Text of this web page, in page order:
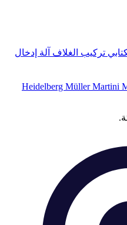
تركيب الغلاف آلة إدخال
Heidelberg Müller Martini